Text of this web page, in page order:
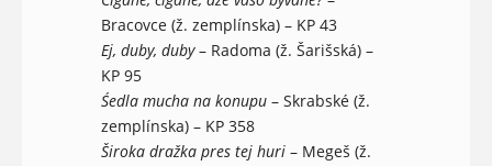
Bracovce (ž. zemplínska) – KP 43
Ej, duby, duby– Radoma (ž. Šarišská) –
KP 95
Śedla mucha na konupu – Skrabské (ž.
zemplínska) – KP 358
Široka dražka pres tej huri – Megeš (ž.